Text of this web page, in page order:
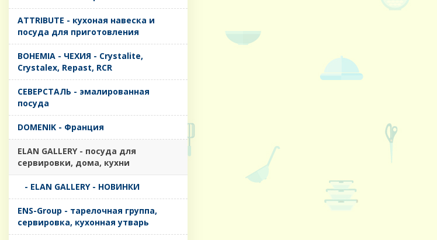
ATTRIBUTE - кухоная навеска и
посуда для приготовления
BOHEMIA - ЧЕХИЯ - Crystalite,
Crystalex, Repast, RCR
CЕВЕРСТАЛЬ - эмалированная
посуда
DOMENIK - Франция
ELAN GALLERY - посуда для
сервировки, дома, кухни
- ELAN GALLERY - НОВИНКИ
ENS-Group - тарелочная группа,
сервировка, кухонная утварь